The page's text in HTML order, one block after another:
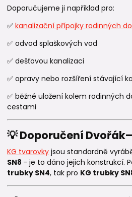
Doporučujeme ji například pro:
✅ kanalizační přípojky rodinných
✅ odvod splaškových vod
✅ dešťovou kanalizaci
✅ opravy nebo rozšíření stávající
✅ běžné uložení kolem rodinných
cestami
💡 Doporučení
KG tvarovky jsou standardně
SN8 - je to dáno jejich konstrukcí.
trubky SN4, tak pro KG trubky